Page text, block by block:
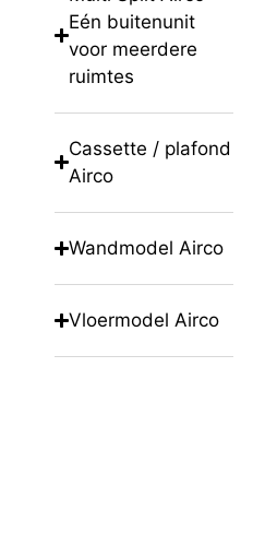
Eén buitenunit
voor meerdere
ruimtes
Cassette / plafond
Airco
Wandmodel Airco
Vloermodel Airco